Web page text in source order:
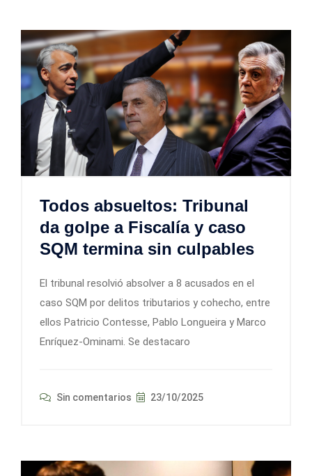
Todos absueltos: Tribunal
da golpe a Fiscalía y caso
SQM termina sin culpables
El tribunal resolvió absolver a 8 acusados en el
caso SQM por delitos tributarios y cohecho, entre
ellos Patricio Contesse, Pablo Longueira y Marco
Enríquez-Ominami. Se destacaro
Sin comentarios 23/10/2025